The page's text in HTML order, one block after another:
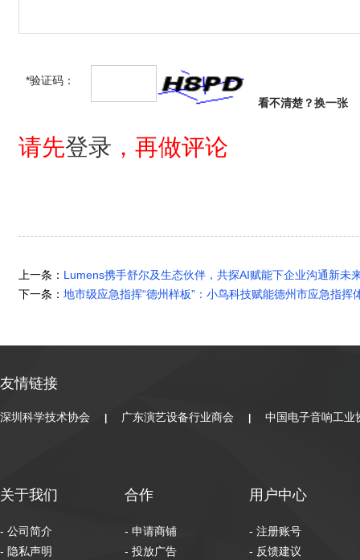
*验证码：
看不清楚？换一张
请先登录 ，再做评论
上一条： Lumens携手舒尔及生态伙伴，共探AI赋能下企业沟通新未
下一条： 地市级应急指挥“德州样板”：小鸟科技赋能德州市应急指挥
友情链接
深圳科学技术协会 广东演艺设备行业商会 中国电子音响工业
关于我们
- 公司简介
- 隐私声明
合作
- 申请商铺
- 投放广告
用户中心
- 注册账号
- 反馈建议